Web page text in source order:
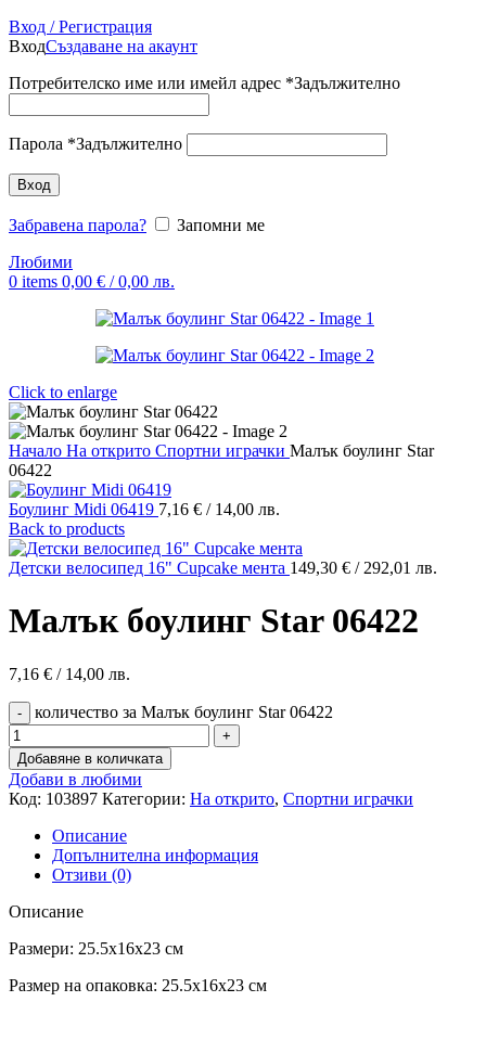
Вход / Регистрация
ВходСъздаване на акаунт
Потребителско име или имейл адрес *Задължително
Парола *Задължително
Вход
Забравена парола?
Запомни ме
Любими
0 items 0,00 € / 0,00 лв.
Click to enlarge
Начало На открито Спортни играчки Малък боулинг Star
06422
Боулинг Midi 06419 7,16 € / 14,00 лв.
Back to products
Детски велосипед 16" Cupcake мента 149,30 € / 292,01 лв.
Малък боулинг Star 06422
7,16 € / 14,00 лв.
количество за Малък боулинг Star 06422
Добавяне в количката
Добави в любими
Код: 103897 Категории: На открито, Спортни играчки
Описание
Допълнителна информация
Отзиви (0)
Описание
Размери: 25.5x16x23 см
Размер на опаковка: 25.5x16x23 см